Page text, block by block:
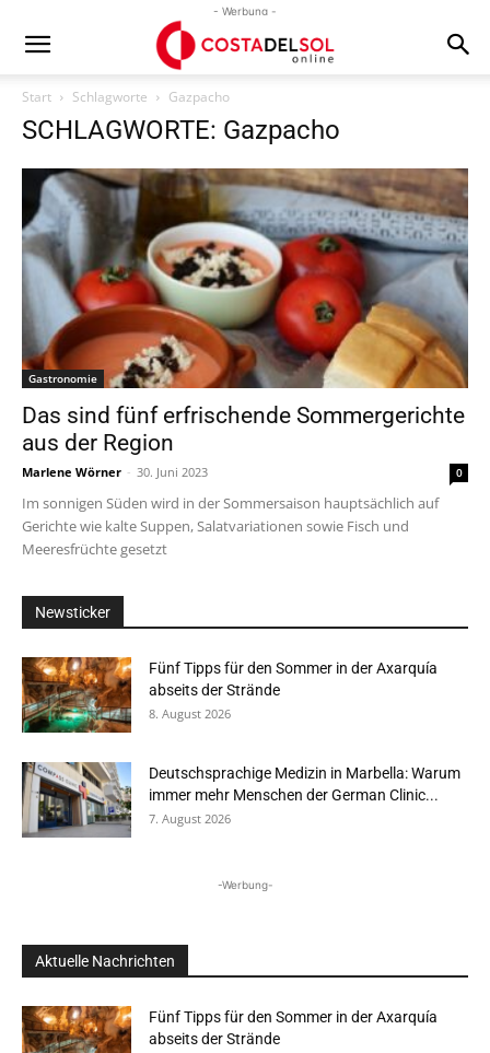
- Werbung -
Start Schlagworte Gazpacho
SCHLAGWORTE: Gazpacho
Gastronomie
Das sind fünf erfrischende Sommergerichte
aus der Region
Marlene Wörner - 30. Juni 2023 0
Im sonnigen Süden wird in der Sommersaison hauptsächlich auf
Gerichte wie kalte Suppen, Salatvariationen sowie Fisch und
Meeresfrüchte gesetzt
Newsticker
Fünf Tipps für den Sommer in der Axarquía
abseits der Strände
8. August 2026
Deutschsprachige Medizin in Marbella: Warum
immer mehr Menschen der German Clinic...
7. August 2026
-Werbung-
Aktuelle Nachrichten
Fünf Tipps für den Sommer in der Axarquía
abseits der Strände